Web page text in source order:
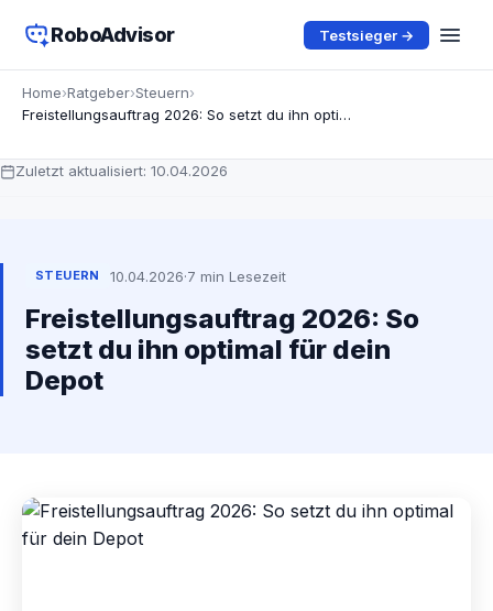
RoboAdvisor Testsieger →
Home›Ratgeber›Steuern›
Freistellungsauftrag 2026: So setzt du ihn optimal für dein Depot
Zuletzt aktualisiert: 10.04.2026
STEUERN 10.04.2026·7 min Lesezeit
Freistellungsauftrag 2026: So
setzt du ihn optimal für dein
Depot